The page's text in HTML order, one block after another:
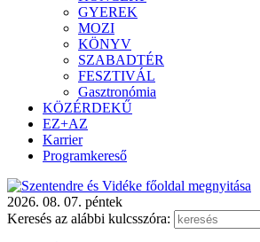
GYEREK
MOZI
KÖNYV
SZABADTÉR
FESZTIVÁL
Gasztronómia
KÖZÉRDEKŰ
EZ+AZ
Karrier
Programkereső
2026. 08. 07. péntek
Keresés az alábbi kulcsszóra: